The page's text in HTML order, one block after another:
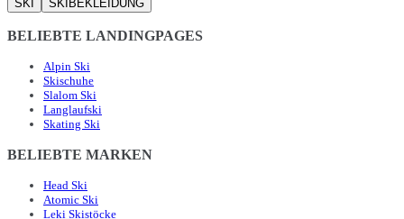
SKI SKIBEKLEIDUNG
BELIEBTE LANDINGPAGES
Alpin Ski
Skischuhe
Slalom Ski
Langlaufski
Skating Ski
BELIEBTE MARKEN
Head Ski
Atomic Ski
Leki Skistöcke